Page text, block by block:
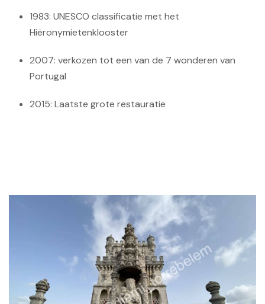
1983: UNESCO classificatie met het
Hiëronymietenklooster
2007: verkozen tot een van de 7 wonderen van
Portugal
2015: Laatste grote restauratie